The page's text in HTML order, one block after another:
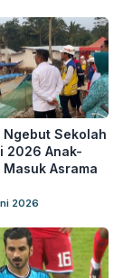
Ngebut Sekolah
2026 Anak-
Asrama
2026